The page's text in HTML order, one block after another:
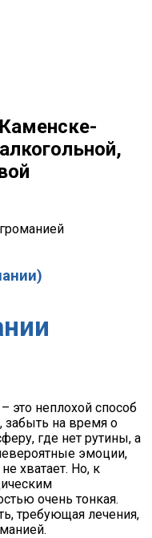
это неплохой способ
забыть на время о
где нет рутины, а
эмоции,
хватает. Но, к
очень тонкая.
требующая лечения,